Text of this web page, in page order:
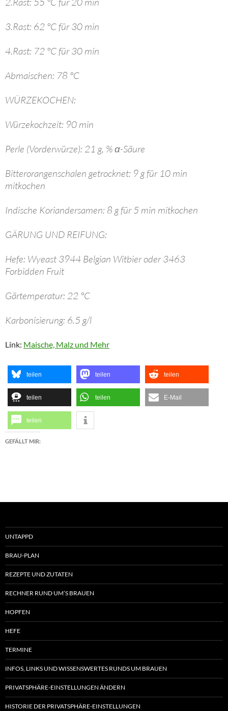
3.Rast: 62 °C für 30 min
4.Rast: 72 °C für 30 min
Abmaischen: 78 °C
WÜRZEKOCHEN:
Würzekochzeit: 90 min
Perle (Vorderwürze): 21 g, % α-Säure
Bitterorangenschalen getrocknet: 9 g für 10 min
mitkochen
Indische Koriandersamen: 8 g für 5 min mitkochen
GÄRUNG UND REIFUNG:
Hefe: Wyeast 3944 Belgian Witbier oder 3463
Forbidden Fruit
Gärtemperatur: 22 °C
Karbonisierung: 6.5 g/l
Link: Maische, Malz und Mehr
teilen teilen teilen
teilen teilen E-Mail
teilen
GEFÄLLT MIR:
UNTAPPD
BRAU-PLAN
REZEPTE UND ZUTATEN
RECHNER RUND UM’S BRAUEN
HOPFEN
HEFE
TERMINE
INFOS, LINKS UND WISSENSWERTES RUNDS UM BRAUEN
PRIVATSPHÄRE-EINSTELLUNGEN ÄNDERN
HISTORIE DER PRIVATSPHÄRE-EINSTELLUNGEN